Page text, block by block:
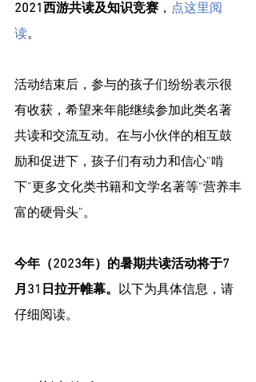
2021西游共读及知识竞赛 ， 点这里阅
读。
活动结束后，参与的孩子们纷纷表示很
有收获，希望来年能继续参加此类名著
共读和交流互动。在与小伙伴的相互鼓
励和促进下，孩子们有动力和信心“啃
下”更多文化类书籍和文学名著等“营养丰
富的硬骨头”。
今年（2023年）的暑期共读活动将于7
月31日拉开帷幕。 以下为具体信息，请
仔细阅读。